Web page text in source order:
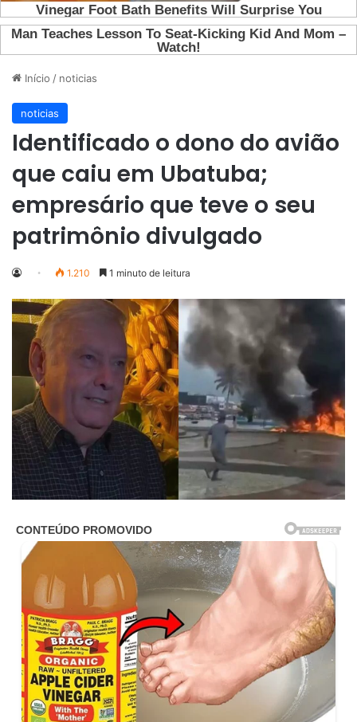
Início / noticias
noticias
Identificado o dono do avião
que caiu em Ubatuba;
empresário que teve o seu
patrimônio divulgado
1.210 1 minuto de leitura